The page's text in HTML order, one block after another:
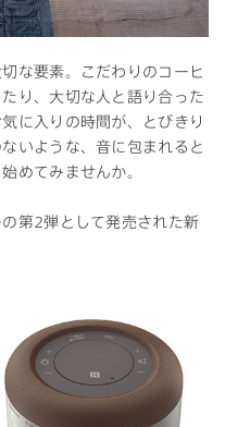
な要素。こだわりのコーヒ
り、大切な人と語り合った
に入りの時間が、とびきり
いような、音に包まれると
めてみませんか。
第2弾として発売された新